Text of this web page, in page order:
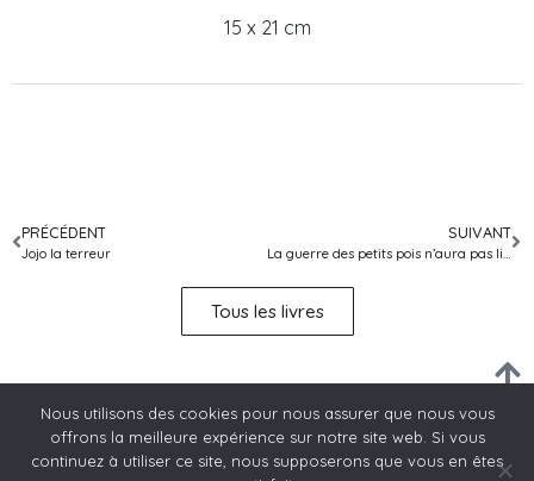
15 x 21 cm
PRÉCÉDENT
Jojo la terreur
SUIVANT
La guerre des petits pois n’aura pas lieu
Tous les livres
Nous utilisons des cookies pour nous assurer que nous vous
offrons la meilleure expérience sur notre site web. Si vous
continuez à utiliser ce site, nous supposerons que vous en êtes